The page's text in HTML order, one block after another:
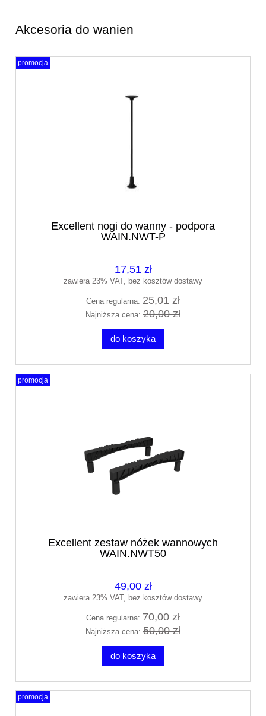
Akcesoria do wanien
Excellent nogi do wanny - podpora
WAIN.NWT-P
17,51 zł
zawiera 23% VAT, bez kosztów dostawy
Cena regularna: 25,01 zł
Najniższa cena: 20,00 zł
do koszyka
promocja
Excellent zestaw nóżek wannowych
WAIN.NWT50
49,00 zł
zawiera 23% VAT, bez kosztów dostawy
Cena regularna: 70,00 zł
Najniższa cena: 50,00 zł
do koszyka
promocja
promocja